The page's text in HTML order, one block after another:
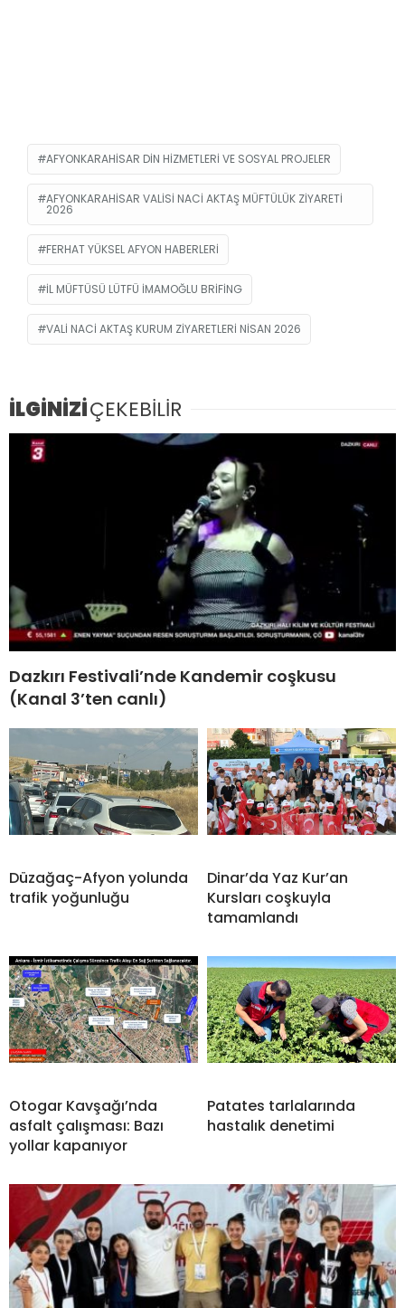
AFYONKARAHISAR DIN HIZMETLERI VE SOSYAL PROJELER
AFYONKARAHISAR VALISI NACI AKTAŞ MÜFTÜLÜK ZIYARETI
2026
FERHAT YÜKSEL AFYON HABERLERI
IL MÜFTÜSÜ LÜTFÜ IMAMOĞLU BRIFING
VALI NACI AKTAŞ KURUM ZIYARETLERI NISAN 2026
İLGİNİZİÇEKEBİLİR
Dazkırı Festivali’nde Kandemir coşkusu
(Kanal 3’ten canlı)
Düzağaç-Afyon yolunda
trafik yoğunluğu
Dinar’da Yaz Kur’an
Kursları coşkuyla
tamamlandı
Otogar Kavşağı’nda
asfalt çalışması: Bazı
yollar kapanıyor
Patates tarlalarında
hastalık denetimi